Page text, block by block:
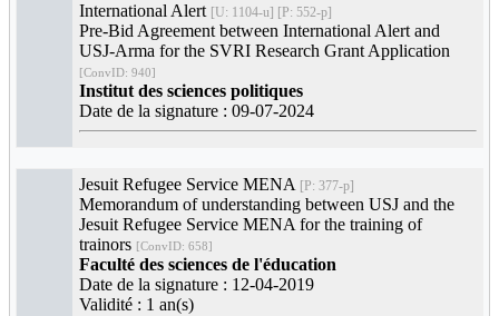
International Alert [U: 1104-u] [P: 552-p]
Pre-Bid Agreement between International Alert and
USJ-Arma for the SVRI Research Grant Application
[ConvID: 940]
Institut des sciences politiques
Date de la signature : 09-07-2024
Jesuit Refugee Service MENA [P: 377-p]
Memorandum of understanding between USJ and the
Jesuit Refugee Service MENA for the training of
trainors [ConvID: 658]
Faculté des sciences de l'éducation
Date de la signature : 12-04-2019
Validité : 1 an(s)